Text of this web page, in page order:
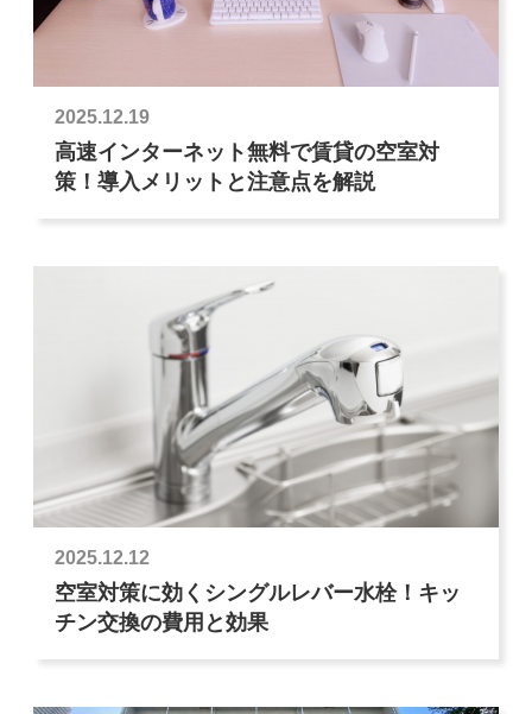
2025.12.19
高速インターネット無料で賃貸の空室対
策！導入メリットと注意点を解説
2025.12.12
空室対策に効くシングルレバー水栓！キッ
チン交換の費用と効果